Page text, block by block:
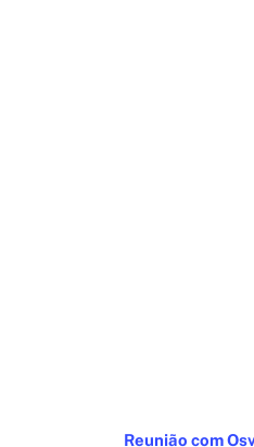
Reunião com